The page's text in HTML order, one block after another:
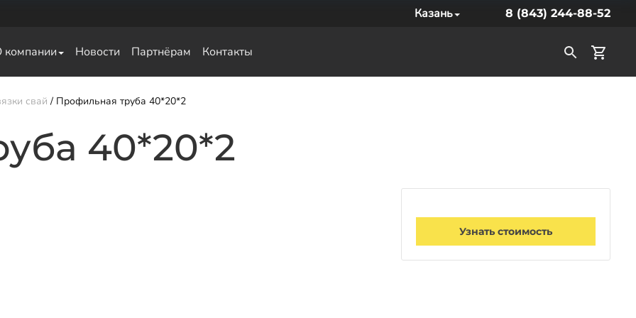
Казань 8 (843) 244-88-52
компании Новости Партнёрам Контакты
свай Профильная труба 40*20*2
40*20*2
Узнать стоимость